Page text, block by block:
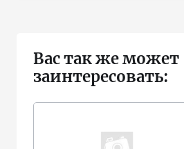
Вас так же может
заинтересовать: